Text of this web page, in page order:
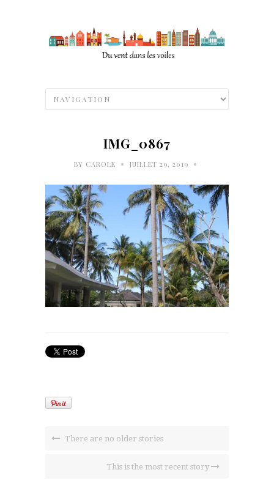
IMG_0867
BY CAROLE • JUILLET 29, 2019 •
There are no older stories
This is the most recent story